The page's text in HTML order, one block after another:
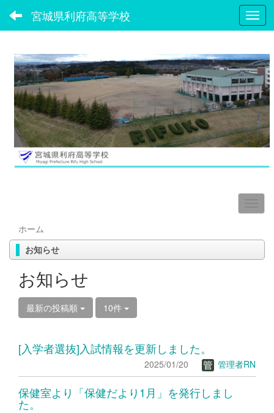
宮城県利府高等学校
ホーム
お知らせ
お知らせ
最新の投稿順 10件
[入学者選抜]入試情報を更新しました。
2025/01/20 管理者RN
保健室より「保健だより1月」を発行しまし
た。